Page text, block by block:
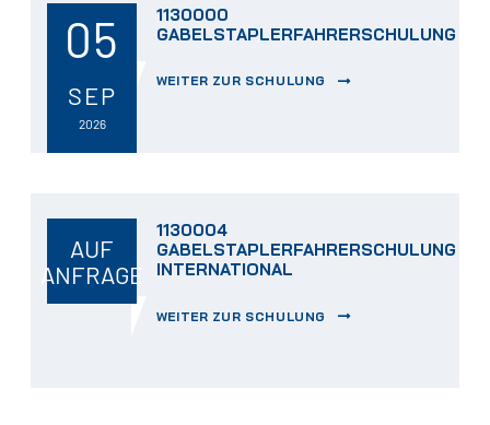
05
SEP
2026
1130000
GABELSTAPLERFAHRERSCHULUNG
WEITER ZUR SCHULUNG
AUF
ANFRAGE
1130004
GABELSTAPLERFAHRERSCHULUNG
INTERNATIONAL
WEITER ZUR SCHULUNG